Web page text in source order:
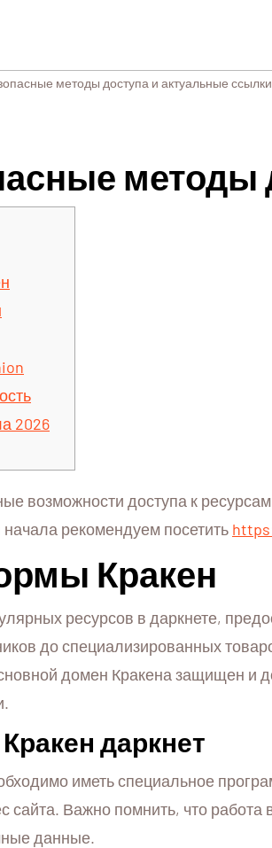
методы доступа и актуальные ссылки
методы
2026
возможности доступа к
рекомендуем посетить
Кракен
ресурсов в даркнете,
до специализированных
домен Кракена защищен и
даркнет
иметь специальное
сайта. Важно помнить, что
данные.